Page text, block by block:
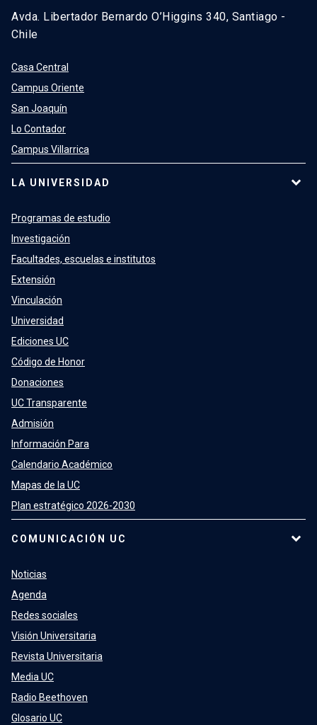
Avda. Libertador Bernardo O’Higgins 340, Santiago -
Chile
Casa Central
Campus Oriente
San Joaquín
Lo Contador
Campus Villarrica
LA UNIVERSIDAD
Programas de estudio
Investigación
Facultades, escuelas e institutos
Extensión
Vinculación
Universidad
Ediciones UC
Código de Honor
Donaciones
UC Transparente
Admisión
Información Para
Calendario Académico
Mapas de la UC
Plan estratégico 2026-2030
COMUNICACIÓN UC
Noticias
Agenda
Redes sociales
Visión Universitaria
Revista Universitaria
Media UC
Radio Beethoven
Glosario UC